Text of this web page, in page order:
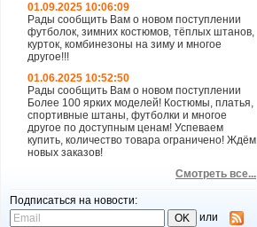
01.09.2025 10:06:09
Рады сообщить Вам о новом поступлении
футболок, зимних костюмов, тёплых штанов,
курток, комбинезоны на зиму и многое
другое!!!
01.06.2025 10:52:50
Рады сообщить Вам о новом поступлении
Более 100 ярких моделей! Костюмы, платья,
спортивные штаны, футболки и многое
другое по доступным ценам! Успеваем
купить, количество товара ограничено! Ждём
новых заказов!
Смотреть все...
Подписаться на новости:
или